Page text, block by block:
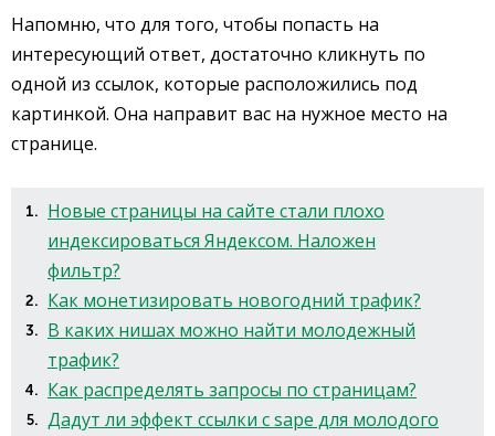
Напомню, что для того, чтобы попасть на
интересующий ответ, достаточно кликнуть по
одной из ссылок, которые расположились под
картинкой. Она направит вас на нужное место на
странице.
Новые страницы на сайте стали плохо
индексироваться Яндексом. Наложен
фильтр?
Как монетизировать новогодний трафик?
В каких нишах можно найти молодежный
трафик?
Как распределять запросы по страницам?
Дадут ли эффект ссылки с sape для молодого